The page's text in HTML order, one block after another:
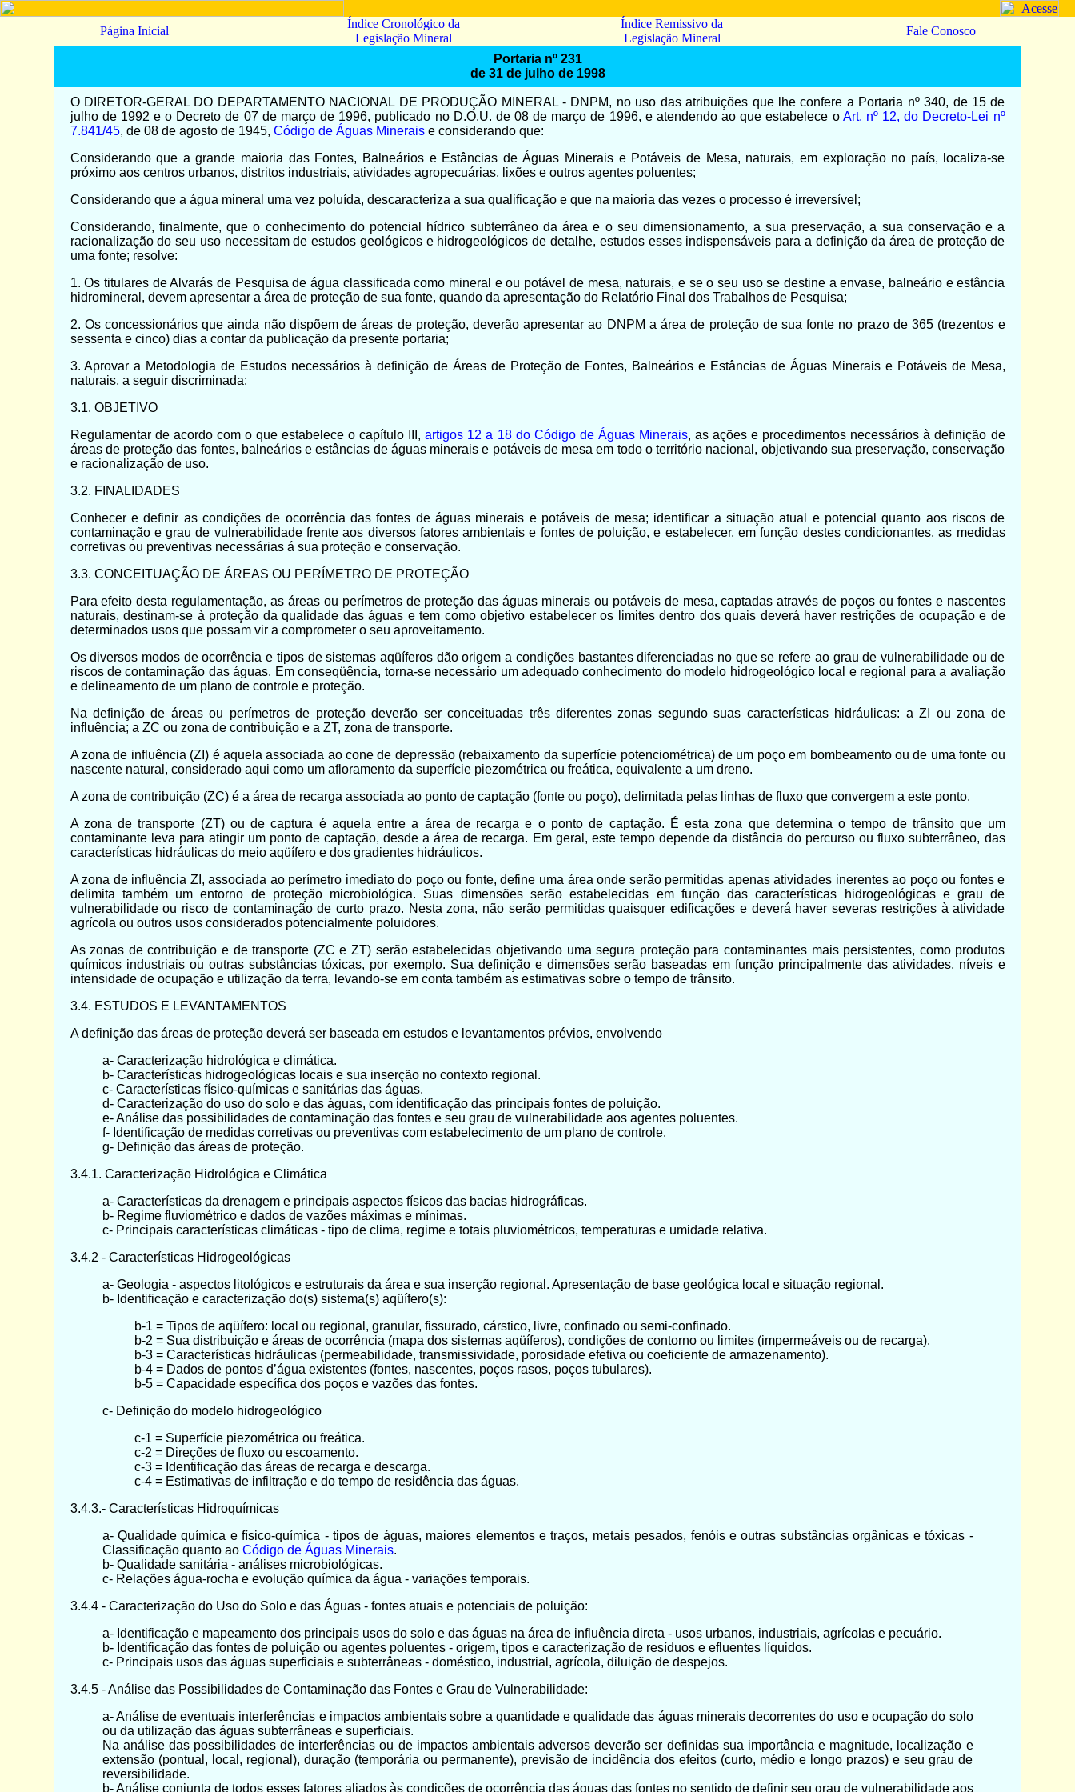
Página Inicial
Índice Cronológico da
Legislação Mineral
Índice Remissivo da
Legislação Mineral
Fale Conosco
Portaria nº 231
de 31 de julho de 1998
O DIRETOR-GERAL DO DEPARTAMENTO NACIONAL DE PRODUÇÃO MINERAL - DNPM, no uso das atribuições que lhe confere a Portaria nº 340, de 15 de
julho de 1992 e o Decreto de 07 de março de 1996, publicado no D.O.U. de 08 de março de 1996, e atendendo ao que estabelece o Art. nº 12, do Decreto-Lei nº
7.841/45, de 08 de agosto de 1945, Código de Águas Mineraise considerando que:
Considerando que a grande maioria das Fontes, Balneários e Estâncias de Águas Minerais e Potáveis de Mesa, naturais, em exploração no país, localiza-se
próximo aos centros urbanos, distritos industriais, atividades agropecuárias, lixões e outros agentes poluentes;
Considerando que a água mineral uma vez poluída, descaracteriza a sua qualificação e que na maioria das vezes o processo é irreversível;
Considerando, finalmente, que o conhecimento do potencial hídrico subterrâneo da área e o seu dimensionamento, a sua preservação, a sua conservação e a
racionalização do seu uso necessitam de estudos geológicos e hidrogeológicos de detalhe, estudos esses indispensáveis para a definição da área de proteção de
uma fonte; resolve:
1. Os titulares de Alvarás de Pesquisa de água classificada como mineral e ou potável de mesa, naturais, e se o seu uso se destine a envase, balneário e estância
hidromineral, devem apresentar a área de proteção de sua fonte, quando da apresentação do Relatório Final dos Trabalhos de Pesquisa;
2. Os concessionários que ainda não dispõem de áreas de proteção, deverão apresentar ao DNPM a área de proteção de sua fonte no prazo de 365 (trezentos e
sessenta e cinco) dias a contar da publicação da presente portaria;
3. Aprovar a Metodologia de Estudos necessários à definição de Áreas de Proteção de Fontes, Balneários e Estâncias de Águas Minerais e Potáveis de Mesa,
naturais, a seguir discriminada:
3.1. OBJETIVO
Regulamentar de acordo com o que estabelece o capítulo III,artigos 12 a 18 do Código de Águas Minerais, as ações e procedimentos necessários à definição de
áreas de proteção das fontes, balneários e estâncias de águas minerais e potáveis de mesa em todo o território nacional, objetivando sua preservação, conservação
e racionalização de uso.
3.2. FINALIDADES
Conhecer e definir as condições de ocorrência das fontes de águas minerais e potáveis de mesa; identificar a situação atual e potencial quanto aos riscos de
contaminação e grau de vulnerabilidade frente aos diversos fatores ambientais e fontes de poluição, e estabelecer, em função destes condicionantes, as medidas
corretivas ou preventivas necessárias á sua proteção e conservação.
3.3. CONCEITUAÇÃO DE ÁREAS OU PERÍMETRO DE PROTEÇÃO
Para efeito desta regulamentação, as áreas ou perímetros de proteção das águas minerais ou potáveis de mesa, captadas através de poços ou fontes e nascentes
naturais, destinam-se à proteção da qualidade das águas e tem como objetivo estabelecer os limites dentro dos quais deverá haver restrições de ocupação e de
determinados usos que possam vir a comprometer o seu aproveitamento.
Os diversos modos de ocorrência e tipos de sistemas aqüíferos dão origem a condições bastantes diferenciadas no que se refere ao grau de vulnerabilidade ou de
riscos de contaminação das águas. Em conseqüência, torna-se necessário um adequado conhecimento do modelo hidrogeológico local e regional para a avaliação
e delineamento de um plano de controle e proteção.
Na definição de áreas ou perímetros de proteção deverão ser conceituadas três diferentes zonas segundo suas características hidráulicas: a ZI ou zona de
influência; a ZC ou zona de contribuição e a ZT, zona de transporte.
A zona de influência (ZI) é aquela associada ao cone de depressão (rebaixamento da superfície potenciométrica) de um poço em bombeamento ou de uma fonte ou
nascente natural, considerado aqui como um afloramento da superfície piezométrica ou freática, equivalente a um dreno.
A zona de contribuição (ZC) é a área de recarga associada ao ponto de captação (fonte ou poço), delimitada pelas linhas de fluxo que convergem a este ponto.
A zona de transporte (ZT) ou de captura é aquela entre a área de recarga e o ponto de captação. É esta zona que determina o tempo de trânsito que um
contaminante leva para atingir um ponto de captação, desde a área de recarga. Em geral, este tempo depende da distância do percurso ou fluxo subterrâneo, das
características hidráulicas do meio aqüífero e dos gradientes hidráulicos.
A zona de influência ZI, associada ao perímetro imediato do poço ou fonte, define uma área onde serão permitidas apenas atividades inerentes ao poço ou fontes e
delimita também um entorno de proteção microbiológica. Suas dimensões serão estabelecidas em função das características hidrogeológicas e grau de
vulnerabilidade ou risco de contaminação de curto prazo. Nesta zona, não serão permitidas quaisquer edificações e deverá haver severas restrições à atividade
agrícola ou outros usos considerados potencialmente poluidores.
As zonas de contribuição e de transporte (ZC e ZT) serão estabelecidas objetivando uma segura proteção para contaminantes mais persistentes, como produtos
químicos industriais ou outras substâncias tóxicas, por exemplo. Sua definição e dimensões serão baseadas em função principalmente das atividades, níveis e
intensidade de ocupação e utilização da terra, levando-se em conta também as estimativas sobre o tempo de trânsito.
3.4. ESTUDOS E LEVANTAMENTOS
A definição das áreas de proteção deverá ser baseada em estudos e levantamentos prévios, envolvendo
a- Caracterização hidrológica e climática.
b- Características hidrogeológicas locais e sua inserção no contexto regional.
c- Características físico-químicas e sanitárias das águas.
d- Caracterização do uso do solo e das águas, com identificação das principais fontes de poluição.
e- Análise das possibilidades de contaminação das fontes e seu grau de vulnerabilidade aos agentes poluentes.
f- Identificação de medidas corretivas ou preventivas com estabelecimento de um plano de controle.
g- Definição das áreas de proteção.
3.4.1. Caracterização Hidrológica e Climática
a- Características da drenagem e principais aspectos físicos das bacias hidrográficas.
b- Regime fluviométrico e dados de vazões máximas e mínimas.
c- Principais características climáticas - tipo de clima, regime e totais pluviométricos, temperaturas e umidade relativa.
3.4.2 - Características Hidrogeológicas
a- Geologia - aspectos litológicos e estruturais da área e sua inserção regional. Apresentação de base geológica local e situação regional.
b- Identificação e caracterização do(s) sistema(s) aqüífero(s):
b-1 = Tipos de aqüífero: local ou regional, granular, fissurado, cárstico, livre, confinado ou semi-confinado.
b-2 = Sua distribuição e áreas de ocorrência (mapa dos sistemas aqüíferos), condições de contorno ou limites (impermeáveis ou de recarga).
b-3 = Características hidráulicas (permeabilidade, transmissividade, porosidade efetiva ou coeficiente de armazenamento).
b-4 = Dados de pontos d’água existentes (fontes, nascentes, poços rasos, poços tubulares).
b-5 = Capacidade específica dos poços e vazões das fontes.
c- Definição do modelo hidrogeológico
c-1 = Superfície piezométrica ou freática.
c-2 = Direções de fluxo ou escoamento.
c-3 = Identificação das áreas de recarga e descarga.
c-4 = Estimativas de infiltração e do tempo de residência das águas.
3.4.3.- Características Hidroquímicas
a- Qualidade química e físico-química - tipos de águas, maiores elementos e traços, metais pesados, fenóis e outras substâncias orgânicas e tóxicas -
Classificação quanto ao Código de Águas Minerais.
b- Qualidade sanitária - análises microbiológicas.
c- Relações água-rocha e evolução química da água - variações temporais.
3.4.4 - Caracterização do Uso do Solo e das Águas - fontes atuais e potenciais de poluição:
a- Identificação e mapeamento dos principais usos do solo e das águas na área de influência direta - usos urbanos, industriais, agrícolas e pecuário.
b- Identificação das fontes de poluição ou agentes poluentes - origem, tipos e caracterização de resíduos e efluentes líquidos.
c- Principais usos das águas superficiais e subterrâneas - doméstico, industrial, agrícola, diluição de despejos.
3.4.5 - Análise das Possibilidades de Contaminação das Fontes e Grau de Vulnerabilidade:
a- Análise de eventuais interferências e impactos ambientais sobre a quantidade e qualidade das águas minerais decorrentes do uso e ocupação do solo
ou da utilização das águas subterrâneas e superficiais.
Na análise das possibilidades de interferências ou de impactos ambientais adversos deverão ser definidas sua importância e magnitude, localização e
extensão (pontual, local, regional), duração (temporária ou permanente), previsão de incidência dos efeitos (curto, médio e longo prazos) e seu grau de
reversibilidade.
b- Análise conjunta de todos esses fatores aliados às condições de ocorrência das águas das fontes no sentido de definir seu grau de vulnerabilidade aos